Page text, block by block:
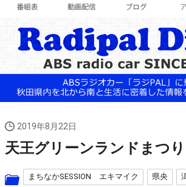
2019年8月22日
天王グリーンランドまつり
まちなかSESSION エキマイク 県央